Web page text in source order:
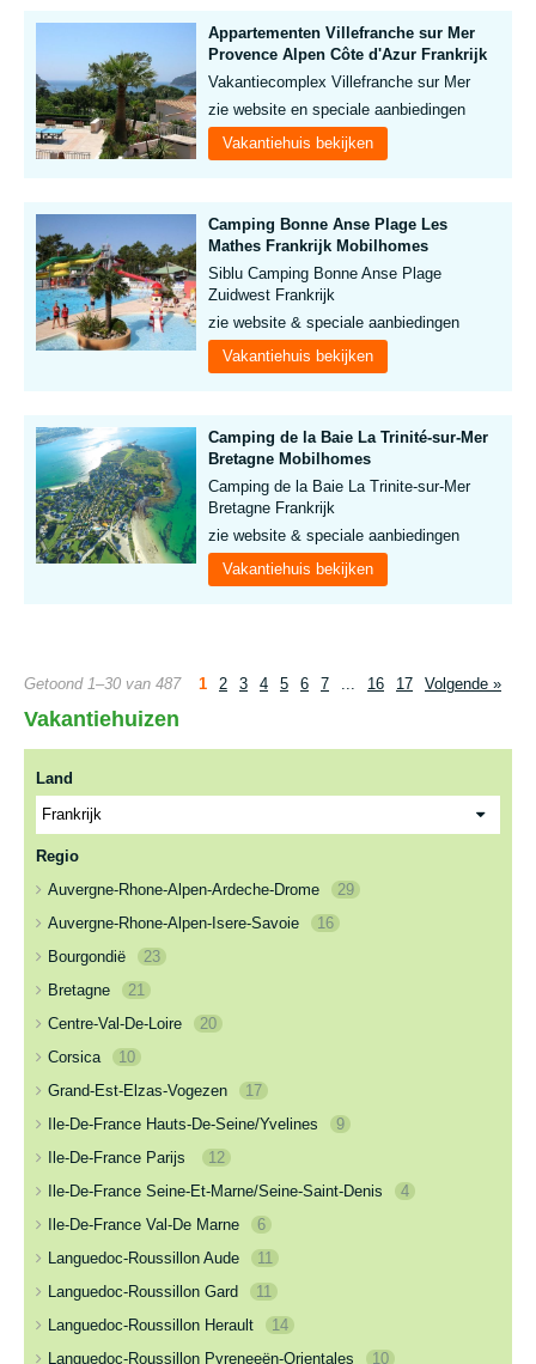
Appartementen Villefranche sur Mer
Provence Alpen Côte d'Azur Frankrijk
Vakantiecomplex Villefranche sur Mer
zie website en speciale aanbiedingen
Vakantiehuis bekijken
Camping Bonne Anse Plage Les
Mathes Frankrijk Mobilhomes
Siblu Camping Bonne Anse Plage
Zuidwest Frankrijk
zie website & speciale aanbiedingen
Vakantiehuis bekijken
Camping de la Baie La Trinité-sur-Mer
Bretagne Mobilhomes
Camping de la Baie La Trinite-sur-Mer
Bretagne Frankrijk
zie website & speciale aanbiedingen
Vakantiehuis bekijken
Getoond 1–30 van 487 1 2 3 4 5 6 7 ... 16 17 Volgende »
Vakantiehuizen
Land
Regio
Auvergne-Rhone-Alpen-Ardeche-Drome
29
Auvergne-Rhone-Alpen-Isere-Savoie
16
Bourgondië
23
Bretagne
21
Centre-Val-De-Loire
20
Corsica
10
Grand-Est-Elzas-Vogezen
17
Ile-De-France Hauts-De-Seine/Yvelines
9
Ile-De-France Parijs
12
Ile-De-France Seine-Et-Marne/Seine-Saint-Denis
4
Ile-De-France Val-De Marne
6
Languedoc-Roussillon Aude
11
Languedoc-Roussillon Gard
11
Languedoc-Roussillon Herault
14
Languedoc-Roussillon Pyreneeën-Orientales
10